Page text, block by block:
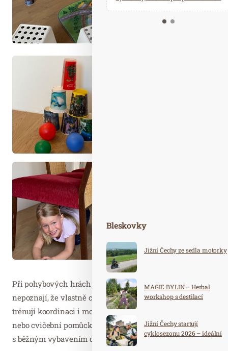
Kalendář událostí
Odebírejte náš newsletter
Při pohybových hrách v domácím prostředí děti ani
nepoznají, že vlastně cvičí, protahují si a posilují svaly,
trénují koordinaci i motoriku. Žádné speciální nářadí
nebo cvičební pomůcky přitom nejsou nutné – vystačíte
s běžným vybavením domácnosti.
Bleskovky
Jižní Čechy ze sedla motorky
MAGIE BYLIN – Herbal
workshop s destilací
Jižní Čechy startují
cyklosezonu 2026 – ideální